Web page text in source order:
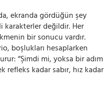
ekranda gördüğün şey
karakterler değildir. Her
bir sonucu vardır.
boşlukları hesaplarken
“Şimdi mi, yoksa bir adım
refleks kadar sabır, hız kadar